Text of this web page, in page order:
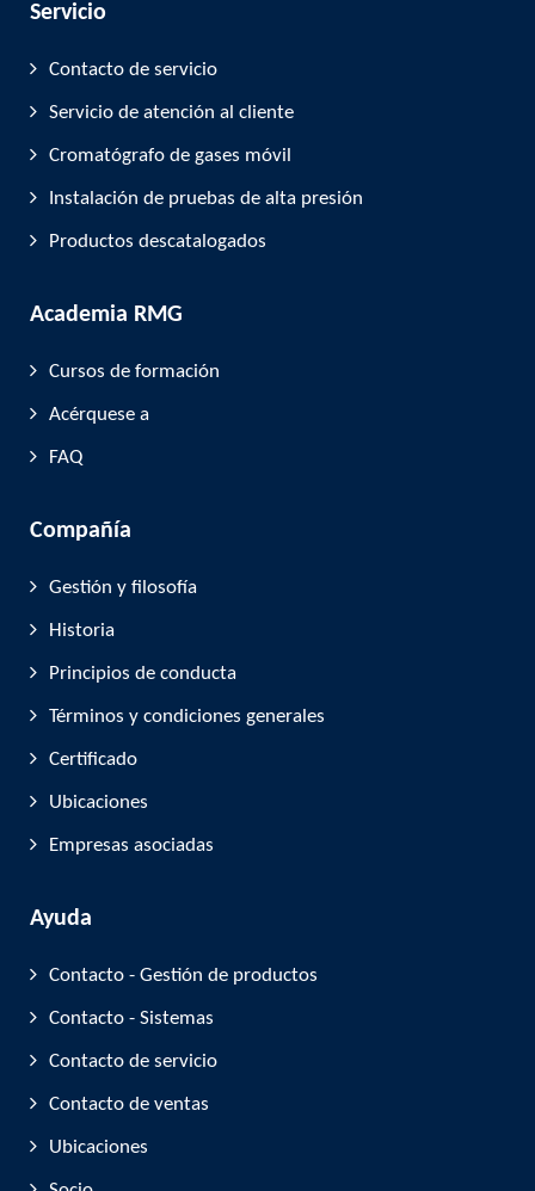
Servicio
Contacto de servicio
Servicio de atención al cliente
Cromatógrafo de gases móvil
Instalación de pruebas de alta presión
Productos descatalogados
Academia RMG
Cursos de formación
Acérquese a
FAQ
Compañía
Gestión y filosofía
Historia
Principios de conducta
Términos y condiciones generales
Certificado
Ubicaciones
Empresas asociadas
Ayuda
Contacto - Gestión de productos
Contacto - Sistemas
Contacto de servicio
Contacto de ventas
Ubicaciones